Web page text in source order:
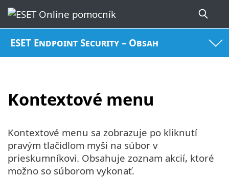
ESET Endpoint Security – Obsah
Kontextové menu
Kontextové menu sa zobrazuje po kliknutí
pravým tlačidlom myši na súbor v
prieskumníkovi. Obsahuje zoznam akcií, ktoré
možno so súborom vykonať.